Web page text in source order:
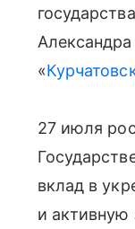
«
27 июля
вклад в
и активную